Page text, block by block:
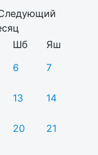
Шб
Яш
6 7
13 14
20 21